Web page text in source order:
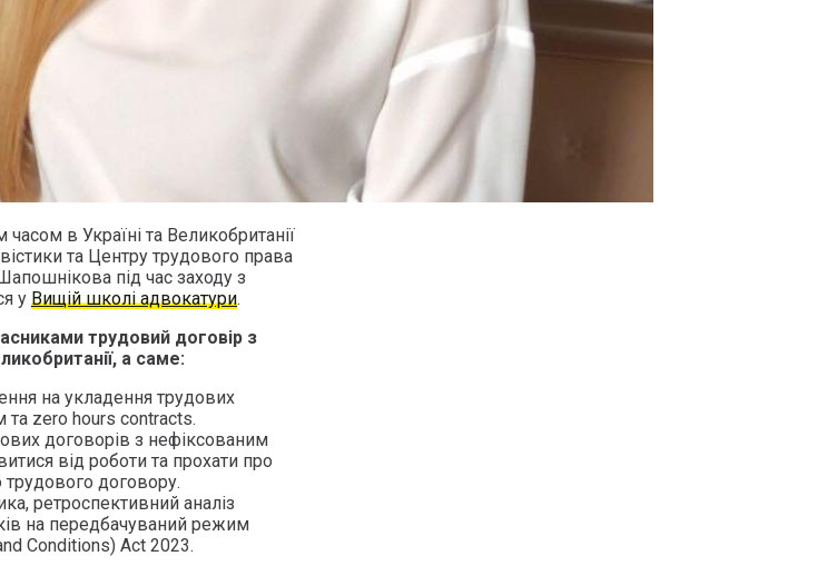
в Україні та Великобританії
та Центру трудового права
під час заходу з
у Вищій школі адвокатури.
трудовий договір з
а саме:
на укладення трудових
zero hours contracts.
договорів з нефіксованим
від роботи та прохати про
договору.
ретроспективний аналіз
на передбачуваний режим
Conditions) Act 2023.